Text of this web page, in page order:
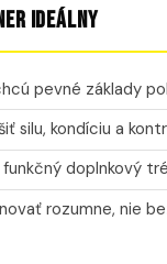
ideálny
pevné základy
silu, kondíciu a
doplnkový
rozumne, nie